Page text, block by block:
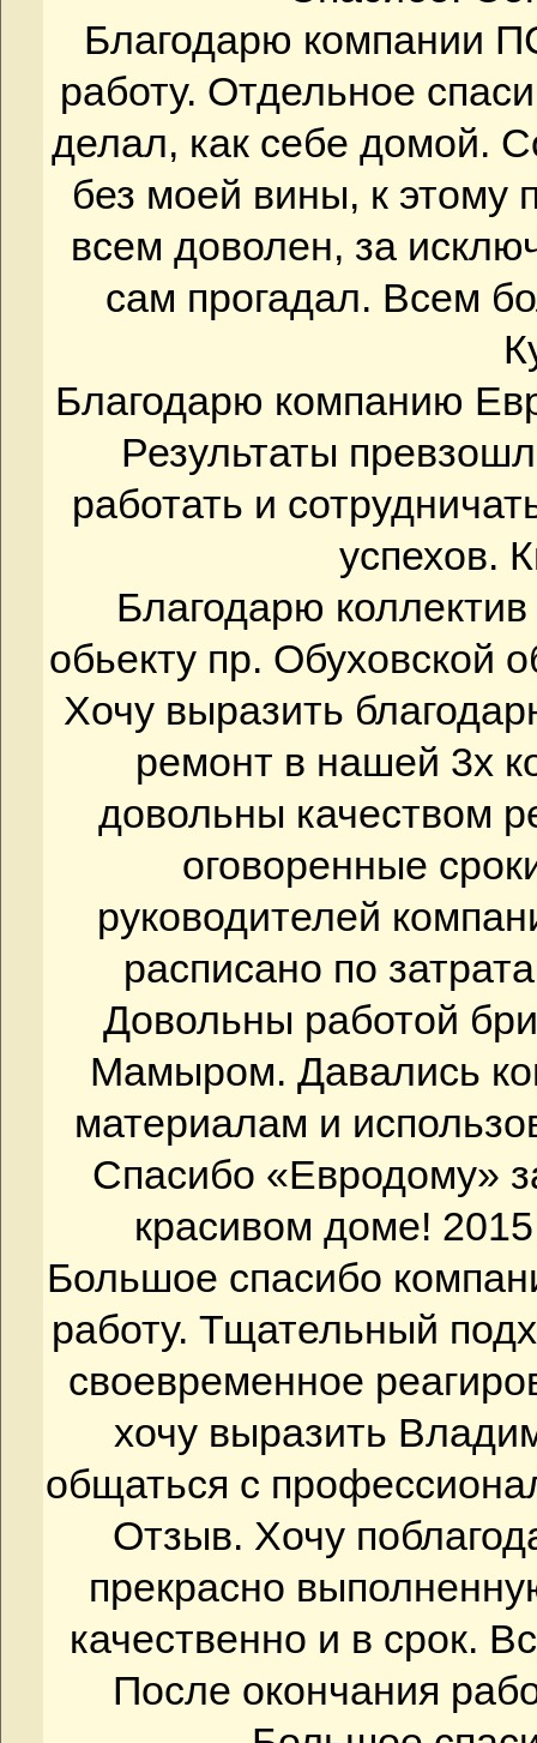
Благодарю компании
работу. Отдельное
делал, как себе домой.
без моей вины, к этому
всем доволен, за
сам прогадал. Всем
Благодарю компанию
Результаты
работать и
успехов.
Благодарю
обьекту пр. Обуховской
Хочу выразить
ремонт в нашей 3х
довольны качеством
оговоренные
руководителей
расписано по
Довольны работой
Мамыром. Давались
материалам и
Спасибо «Евродому»
красивом доме!
Большое спасибо
работу. Тщательный
своевременное
хочу выразить
общаться с
Отзыв. Хочу
прекрасно
качественно и в срок.
После окончания